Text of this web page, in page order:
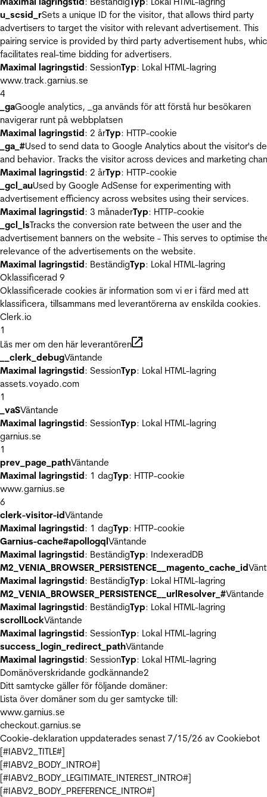
u_scsid_rSets a unique ID for the visitor, that allows third party
advertisers to target the visitor with relevant advertisement. This
pairing service is provided by third party advertisement hubs,
facilitates real-time bidding for advertisers.
Maximal lagringstid: SessionTyp: Lokal HTML-lagring
www.track.garnius.se
4
_gaGoogle analytics, _ga används för att förstå hur besökaren
navigerar runt på webbplatsen
Maximal lagringstid: 2 årTyp: HTTP-cookie
_ga_#Used to send data to Google Analytics about the visitor's
and behavior. Tracks the visitor across devices and marketing
Maximal lagringstid: 2 årTyp: HTTP-cookie
_gcl_auUsed by Google AdSense for experimenting with
advertisement efficiency across websites using their services.
Maximal lagringstid: 3 månaderTyp: HTTP-cookie
_gcl_lsTracks the conversion rate between the user and the
advertisement banners on the website - This serves to optimise
relevance of the advertisements on the website.
Maximal lagringstid: BeständigTyp: Lokal HTML-lagring
Oklassificerad 9
Oklassificerade cookies är information som vi er i färd med att
klassificera, tillsammans med leverantörerna av enskilda cookies.
Clerk.io
1
Läs mer om den här leverantören
__clerk_debugVäntande
Maximal lagringstid: SessionTyp: Lokal HTML-lagring
assets.voyado.com
1
_vaSVäntande
Maximal lagringstid: SessionTyp: Lokal HTML-lagring
garnius.se
1
prev_page_pathVäntande
Maximal lagringstid: 1 dagTyp: HTTP-cookie
www.garnius.se
6
clerk-visitor-idVäntande
Maximal lagringstid: 1 dagTyp: HTTP-cookie
Garnius-cache#apollogqlVäntande
Maximal lagringstid: BeständigTyp: IndexeradDB
M2_VENIA_BROWSER_PERSISTENCE__magento_cache_id
Maximal lagringstid: BeständigTyp: Lokal HTML-lagring
M2_VENIA_BROWSER_PERSISTENCE__urlResolver_#Väntande
Maximal lagringstid: BeständigTyp: Lokal HTML-lagring
scrollLockVäntande
Maximal lagringstid: SessionTyp: Lokal HTML-lagring
success_login_redirect_pathVäntande
Maximal lagringstid: SessionTyp: Lokal HTML-lagring
Domänöverskridande godkännande2
Ditt samtycke gäller för följande domäner:
Lista över domäner som du ger samtycke till:
www.garnius.se
checkout.garnius.se
Cookie-deklaration uppdaterades senast 7/15/26 av Cookiebot
[#IABV2_TITLE#]
[#IABV2_BODY_INTRO#]
[#IABV2_BODY_LEGITIMATE_INTEREST_INTRO#]
[#IABV2_BODY_PREFERENCE_INTRO#]